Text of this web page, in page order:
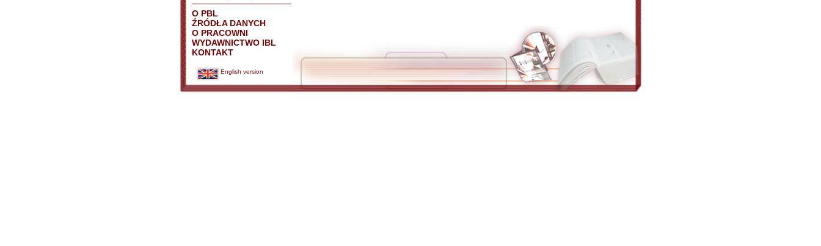
O PBL
ŹRÓDŁA DANYCH
O PRACOWNI
WYDAWNICTWO IBL
KONTAKT
English version